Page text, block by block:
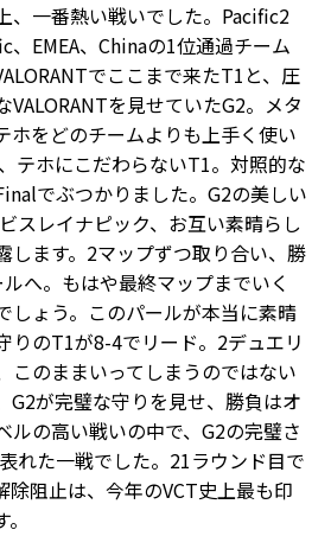
、一番熱い戦いでした。Pacific2
EMEA、Chinaの1位通過チーム
でここまで来たT1と、圧
を見せていたG2。メタ
ホをどのチームよりも上手く使い
テホにこだわらないT1。対照的な
でぶつかりました。G2の美しい
スレイナピック、お互い素晴らし
します。2マップずつ取り合い、勝
へ。もはや最終マップまでいく
しょう。このパールが本当に素晴
りのT1が8-4でリード。2デュエリ
このままいってしまうのではない
G2が完璧な守りを見せ、勝負はオ
ルの高い戦いの中で、G2の完璧さ
れた一戦でした。21ラウンド目で
阻止は、今年のVCT史上最も印